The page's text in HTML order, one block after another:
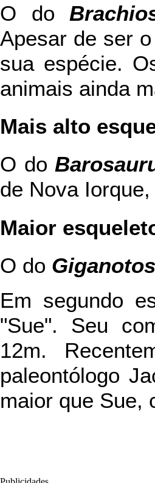
O do
Apesar de ser
sua espécie.
animais ainda
Mais alto
O do
de Nova
Maior
O do
Em segundo
"Sue". Seu
12m.
paleontólogo
maior que Sue,